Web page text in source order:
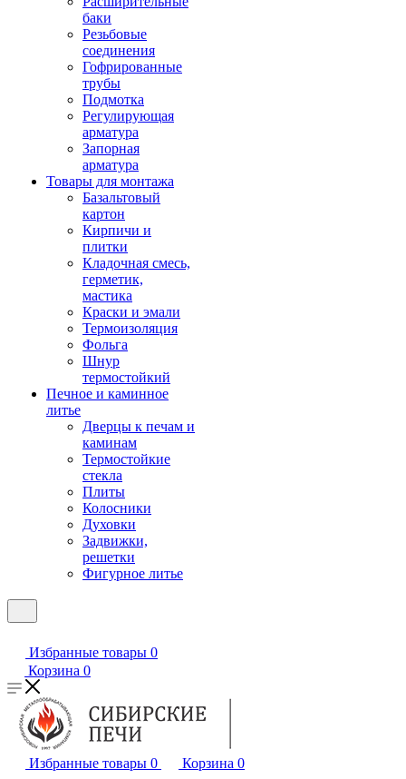
баки
Резьбовые
соединения
Гофрированные
трубы
Подмотка
Регулирующая
арматура
Запорная
арматура
Товары для монтажа
Базальтовый
картон
Кирпичи и
плитки
Кладочная смесь,
герметик,
мастика
Краски и эмали
Термоизоляция
Фольга
Шнур
термостойкий
Печное и каминное
литье
Дверцы к печам и
каминам
Термостойкие
стекла
Плиты
Колосники
Духовки
Задвижки,
решетки
Фигурное литье
Избранные товары 0
Корзина 0
Избранные товары 0 Корзина 0